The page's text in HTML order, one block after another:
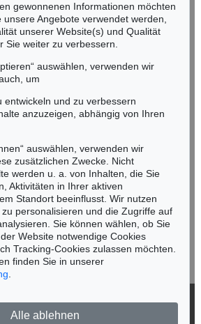
Kassel, M.A.
(0)171 8618661
mehr verpassen!
Sie rechtzeitig.
Newsletter anmelden >
gewonnenen Informationen möchten
Angebote verwendet werden,
unserer Website(s) und Qualität
Sie weiter zu verbessern.
auswählen, verwenden wir
um
entwickeln und zu verbessern
anzuzeigen, abhängig von Ihren
auswählen, verwenden wir
zusätzlichen Zwecke. Nicht
werden u. a. von Inhalten, die Sie
Aktivitäten in Ihrer aktiven
Standort beeinflusst. Wir nutzen
personalisieren und die Zugriffe auf
Sie können wählen, ob Sie
Website notwendige Cookies
Tracking-Cookies zulassen möchten.
finden Sie in unserer
Alle ablehnen